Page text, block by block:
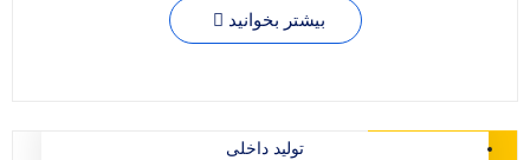
بیشتر بخوانید
تولید داخلی